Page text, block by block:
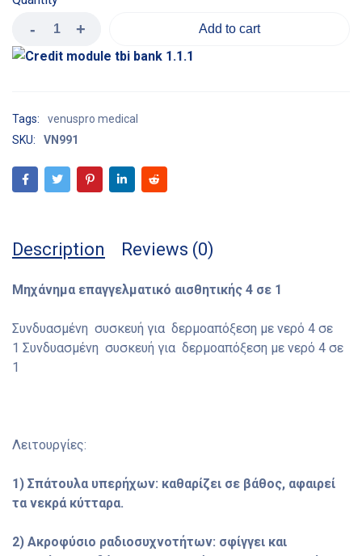
Add to cart
Tags:
venuspro medical
SKU:
VN991
Description Reviews (0)
Μηχάνημα επαγγελματικό αισθητικής 4 σε 1
Συνδυασμένη συσκευή για δερμοαπόξεση με νερό 4 σε
1 Συνδυασμένη συσκευή για δερμοαπόξεση με νερό 4 σε
1
Λειτουργίες:
1) Σπάτουλα υπερήχων: καθαρίζει σε βάθος, αφαιρεί
τα νεκρά κύτταρα.
2) Ακροφύσιο ραδιοσυχνοτήτων: σφίγγει και